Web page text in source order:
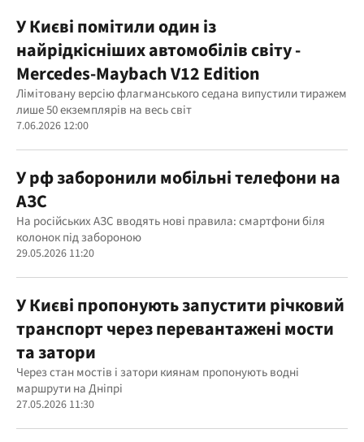
У Києві помітили один із
найрідкісніших автомобілів світу -
Mercedes-Maybach V12 Edition
Лімітовану версію флагманського седана випустили тиражем
лише 50 екземплярів на весь світ
7.06.2026 12:00
У рф заборонили мобільні телефони на
АЗС
На російських АЗС вводять нові правила: смартфони біля
колонок під забороною
29.05.2026 11:20
У Києві пропонують запустити річковий
транспорт через перевантажені мости
та затори
Через стан мостів і затори киянам пропонують водні
маршрути на Дніпрі
27.05.2026 11:30